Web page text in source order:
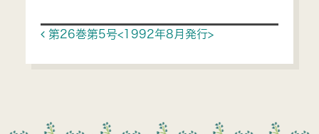
Post navigation
第26巻第5号<1992年8月発行>